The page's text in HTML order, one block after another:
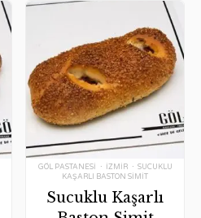
Tags:
GÖL PASTANESI IZMIR
SUCUKLU
KAŞARLI BASTON SIMIT
Sucuklu Kaşarlı